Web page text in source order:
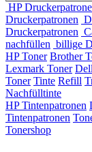
HP
Druckerpatronen
Druckerpatronen
nachfüllen billige
HP Toner Brother
Lexmark Toner
Toner Tinte Refill
Nachfülltinte
HP Tintenpatronen
Tintenpatronen
Tonershop